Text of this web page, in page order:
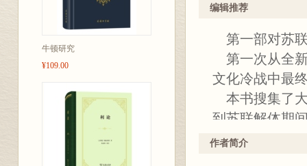
牛顿研究
¥109.00
编辑推荐
第一部对苏
第一次从全
文化冷战中最
本书搜集了
到苏联解体期
作者简介